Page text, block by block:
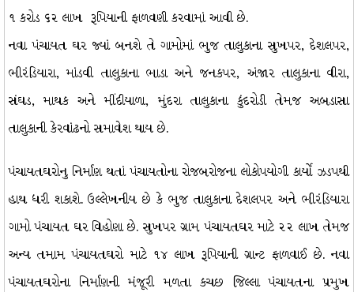
૧ કરોડ ૬૨ લાખ રૂપિયાની ફાળવણી કરવામાં આવી છે.
નવા પંચાયત ઘર જ્યાં બનશે તે ગામોમાં ભુજ તાલુકાના સુખપર, દેશલપર,
ભીરંડિયારા, માંડવી તાલુકાના ભાડા અને જનકપર, અંજાર તાલુકાના વીરા,
સંઘડ, માથક અને મીંદીયાળા, મુંદરા તાલુકાના કુંદરોડી તેમજ અબડાસા
તાલુકાની કેરવાંઢનો સમાવેશ થાય છે.
પંચાયતઘરોનુ નિર્માણ થતાં પંચાયતોના રોજબરોજના લોકોપયોગી કાર્યો ઝડપથી
હાથ ધરી શકાશે. ઉલ્લેખનીય છે કે ભુજ તાલુકાના દેશલપર અને ભીરંડિયારા
ગામો પંચાયત ઘર વિહોણા છે. સુખપર ગ્રામ પંચાયતઘર માટે ૨૨ લાખ તેમજ
અન્ય તમામ પંચાયતઘરો માટે ૧૪ લાખ રૂપિયાની ગ્રાન્ટ ફાળવાઈ છે. નવા
પંચાયતઘરોના નિર્માણની મંજૂરી મળતા કચછ જિલ્લા પંચાયતના પ્રમુખ